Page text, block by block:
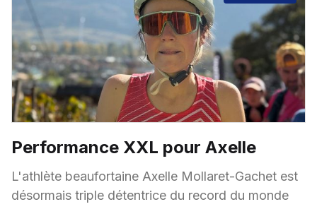
Performance XXL pour Axelle
L'athlète beaufortaine Axelle Mollaret-Gachet est
désormais triple détentrice du record du monde